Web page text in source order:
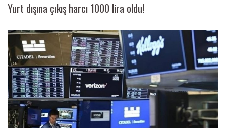
Yurt dışına çıkış harcı 1000 lira oldu!